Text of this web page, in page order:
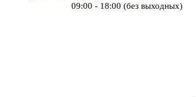
09:00 - 18:00 (без выходных)